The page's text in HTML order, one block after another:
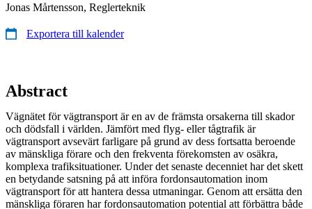
Jonas Mårtensson, Reglerteknik
Exportera till kalender
Abstract
Vägnätet för vägtransport är en av de främsta orsakerna till skador
och dödsfall i världen. Jämfört med flyg- eller tågtrafik är
vägtransport avsevärt farligare på grund av dess fortsatta beroende
av mänskliga förare och den frekventa förekomsten av osäkra,
komplexa trafiksituationer. Under det senaste decenniet har det skett
en betydande satsning på att införa fordonsautomation inom
vägtransport för att hantera dessa utmaningar. Genom att ersätta den
mänskliga föraren har fordonsautomation potential att förbättra både